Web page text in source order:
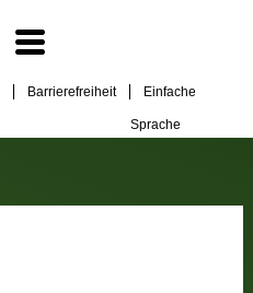
Barrierefreiheit Einfache
Sprache